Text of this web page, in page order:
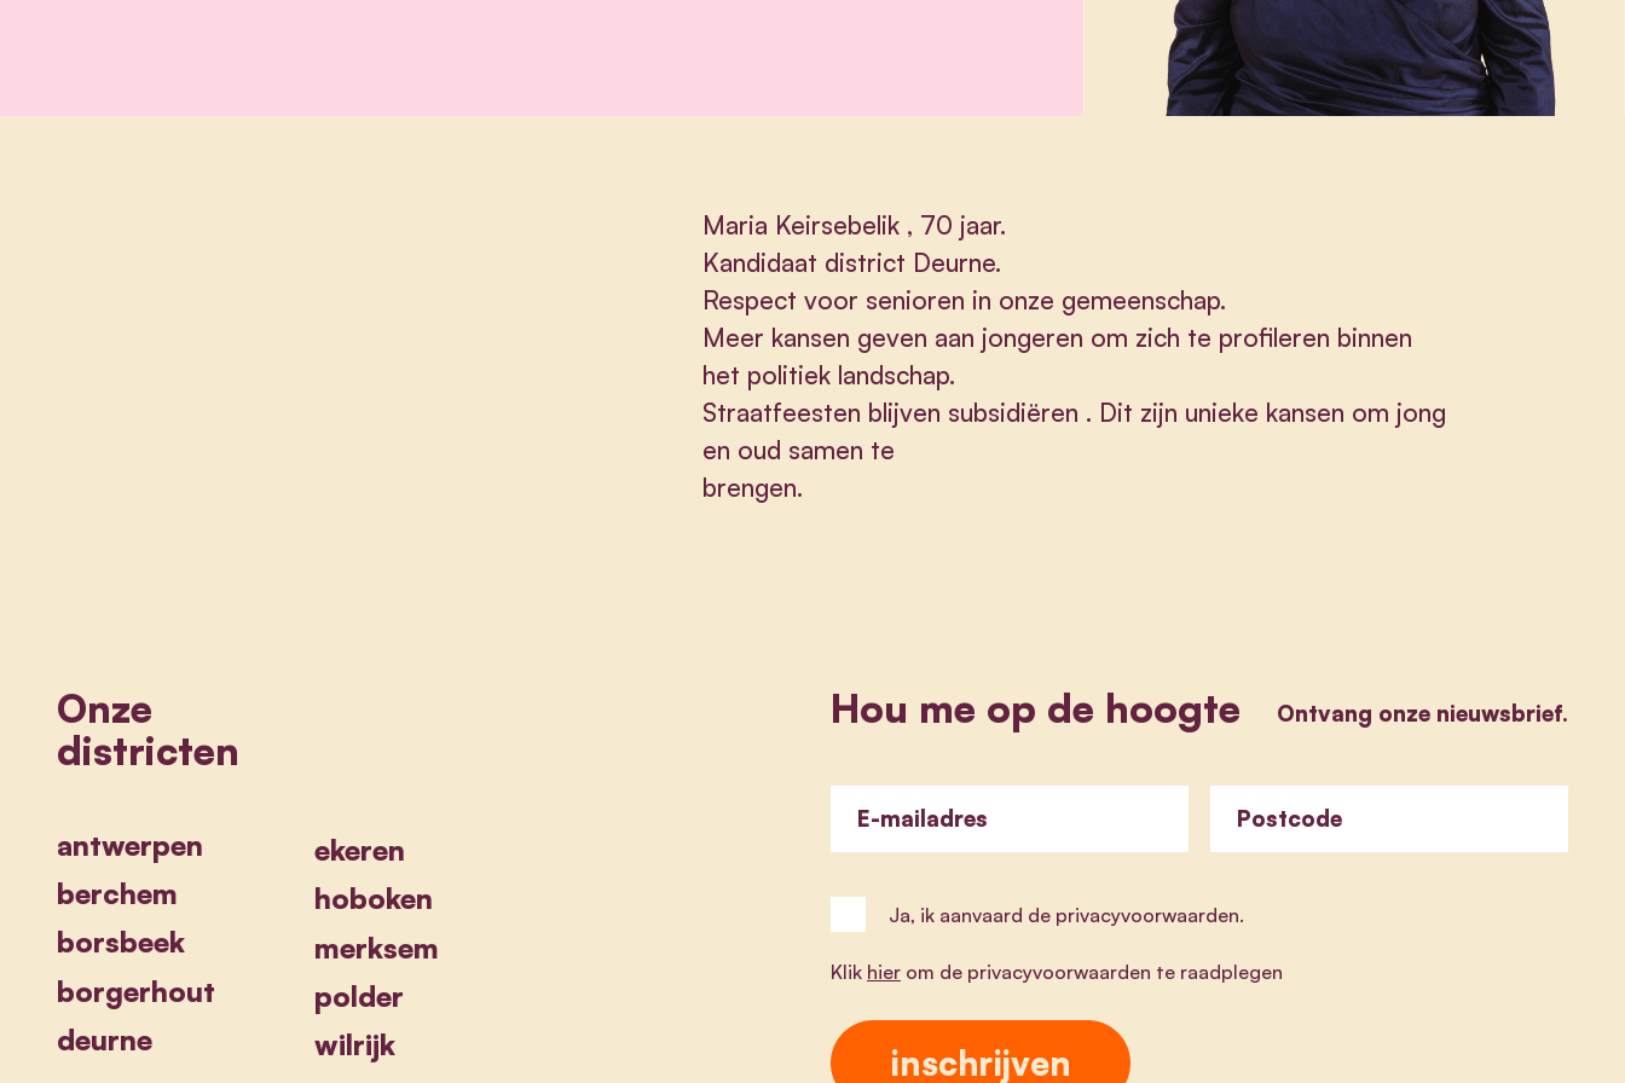
Maria Keirsebelik , 70 jaar.
Kandidaat district Deurne.
Respect voor senioren in onze gemeenschap.
Meer kansen geven aan jongeren om zich te profileren binnen
het politiek landschap.
Straatfeesten blijven subsidiëren . Dit zijn unieke kansen om jong
en oud samen te
brengen.
Onze
districten
antwerpen
berchem
borsbeek
borgerhout
deurne
ekeren
hoboken
merksem
polder
wilrijk
Hou me op de hoogte Ontvang onze nieuwsbrief.
E-mailadres Postcode
Ja, ik aanvaard de privacyvoorwaarden.
Klik hierom de privacyvoorwaarden te raadplegen